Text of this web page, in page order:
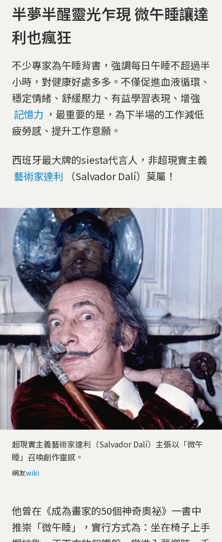
半夢半醒靈光乍現 微午睡讓達
利也瘋狂
不少專家為午睡背書，強調每日午睡不超過半
小時，對健康好處多多。不僅促進血液循環、
穩定情緒、舒緩壓力、有益學習表現、增強
記憶力 ，最重要的是，為下半場的工作減低
疲勞感、提升工作意願。
西班牙最大牌的siesta代言人，非超現實主義
藝術家達利
（Salvador Dalí）莫屬！
超現實主義藝術家達利（Salvador Dalí）主張以「微午
睡」召喚創作靈感。
網友wiki
他曾在《成為畫家的50個神奇奧祕》一書中
推崇「微午睡」，實行方式為：坐在椅子上手